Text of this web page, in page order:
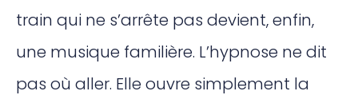
train qui ne s’arrête pas devient, enfin,
une musique familière. L’hypnose ne dit
pas où aller. Elle ouvre simplement la